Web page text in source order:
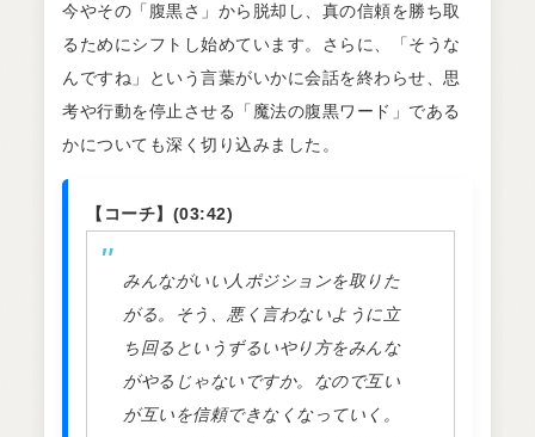
今やその「腹黒さ」から脱却し、真の信頼を勝ち取
るためにシフトし始めています。さらに、「そうな
んですね」という言葉がいかに会話を終わらせ、思
考や行動を停止させる「魔法の腹黒ワード」である
かについても深く切り込みました。
【コーチ】(03:42)
みんながいい人ポジションを取りた
がる。そう、悪く言わないように立
ち回るというずるいやり方をみんな
がやるじゃないですか。なので互い
が互いを信頼できなくなっていく。